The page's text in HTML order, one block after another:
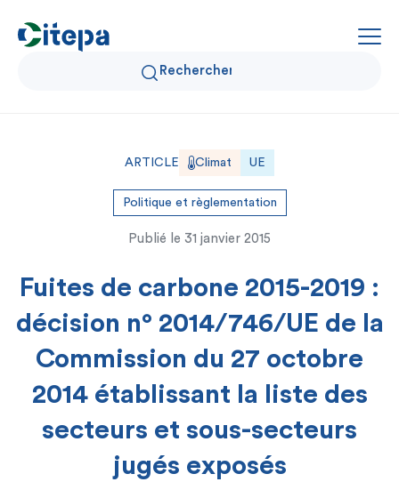
Qui sommes-nous ?
Données Air et Climat
Actualités et décryptages
Expertise et solutions
ARTICLE Climat UE
Politique et règlementation
Publié le 31 janvier 2015
Fuites de carbone 2015-2019 :
décision n° 2014/746/UE de la
Commission du 27 octobre
2014 établissant la liste des
secteurs et sous-secteurs
jugés exposés